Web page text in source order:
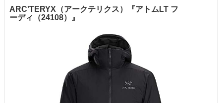
ARC'TERYX（アークテリクス）『アトムLT フ
ーディ（24108）』